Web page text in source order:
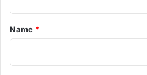
*
Name *